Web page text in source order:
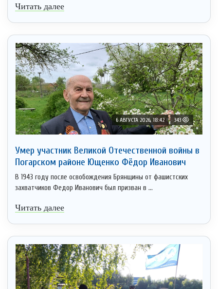
Читать далее
6 АВГУСТА 2026, 18:42 343
Умер участник Великой Отечественной войны в
Погарском районе Ющенко Фёдор Иванович
В 1943 году после освобождения Брянщины от фашистских
захватчиков Федор Иванович был призван в ...
Читать далее